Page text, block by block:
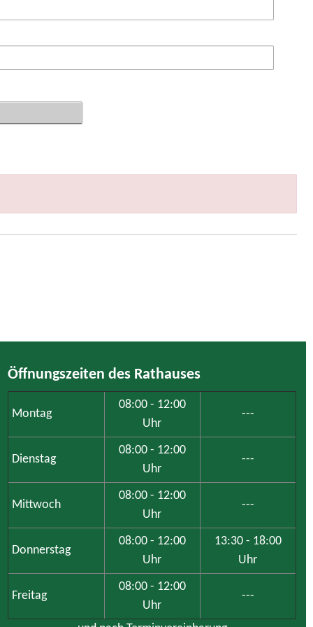
Öffnungszeiten des Rathauses
Montag
08:00 - 12:00
Uhr
---
Dienstag
08:00 - 12:00
Uhr
---
Mittwoch
08:00 - 12:00
Uhr
---
Donnerstag
08:00 - 12:00
Uhr
13:30 - 18:00
Uhr
Freitag
08:00 - 12:00
Uhr
---